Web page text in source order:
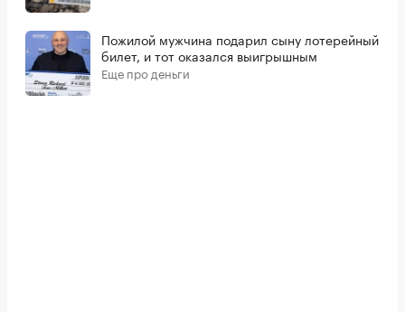
Пожилой мужчина подарил сыну лотерейный
билет, и тот оказался выигрышным
Еще про деньги